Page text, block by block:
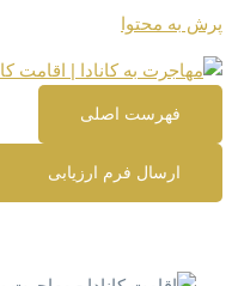
پرش به محتوا
فهرست اصلی
ارسال فرم ارزیابی